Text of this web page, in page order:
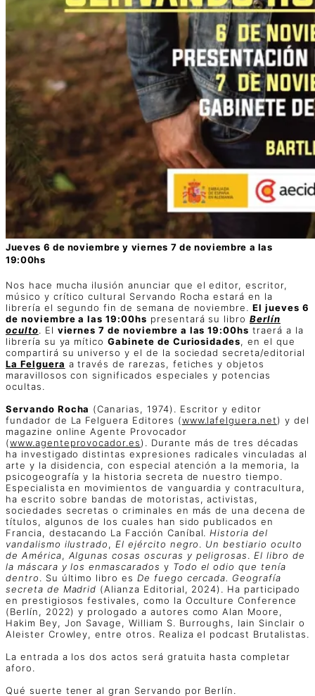
Jueves 6 de noviembre y viernes 7 de noviembre a las
19:00hs
Nos hace mucha ilusión anunciar que el editor, escritor,
músico y crítico cultural Servando Rocha estará en la
librería el segundo fin de semana de noviembre.El jueves 6
de noviembre a las 19:00hs presentará su libroBerlín
oculto. El viernes 7 de noviembre a las 19:00hs traerá a la
librería su ya míticoGabinete de Curiosidades, en el que
compartirá su universo y el de la sociedad secreta/editorial
La Felguera a través de rarezas, fetiches y objetos
maravillosos con significados especiales y potencias
ocultas.
Servando Rocha (Canarias, 1974). Escritor y editor
fundador de La Felguera Editores (www.lafelguera.net) y del
magazine online Agente Provocador
(www.agenteprovocador.es). Durante más de tres décadas
ha investigado distintas expresiones radicales vinculadas al
arte y la disidencia, con especial atención a la memoria, la
psicogeografía y la historia secreta de nuestro tiempo.
Especialista en movimientos de vanguardia y contracultura,
ha escrito sobre bandas de motoristas, activistas,
sociedades secretas o criminales en más de una decena de
títulos, algunos de los cuales han sido publicados en
Francia, destacando La Facción Caníbal.Historia del
vandalismo ilustrado,El ejército negro. Un bestiario oculto
de América, Algunas cosas oscuras y peligrosas.El libro de
la máscara y los enmascarados y Todo el odio que tenía
dentro. Su último libro es De fuego cercada. Geografía
secreta de Madrid (Alianza Editorial, 2024). Ha participado
en prestigiosos festivales, como la Occulture Conference
(Berlín, 2022) y prologado a autores como Alan Moore,
Hakim Bey, Jon Savage, William S. Burroughs, Iain Sinclair o
Aleister Crowley, entre otros. Realiza el podcast Brutalistas.
La entrada a los dos actos será gratuita hasta completar
aforo.
Qué suerte tener al gran Servando por Berlín.